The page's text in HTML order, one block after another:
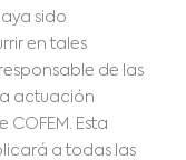
sido
en tales
de las
actuación
Esta
a todas las